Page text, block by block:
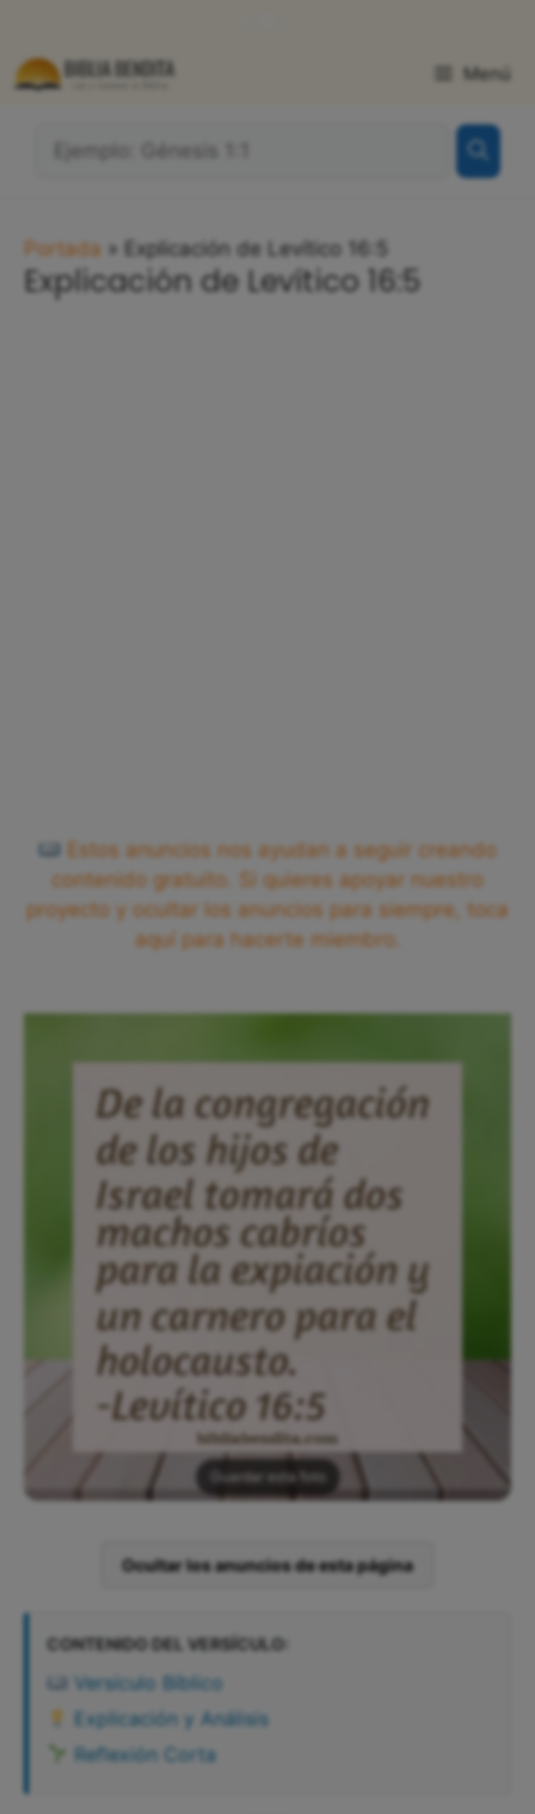
contenido
Menú
Portada » Explicación de Levítico 16:5
Explicación de Levítico 16:5
Estos anuncios nos ayudan a seguir creando
contenido gratuito. Si quieres apoyar nuestro
proyecto y ocultar los anuncios para siempre, toca
aquí para hacerte miembro.
Guardar esta foto
Ocultar los anuncios de esta página
CONTENIDO DEL VERSÍCULO:
Versículo Bíblico
Explicación y Análisis
Reflexión Corta